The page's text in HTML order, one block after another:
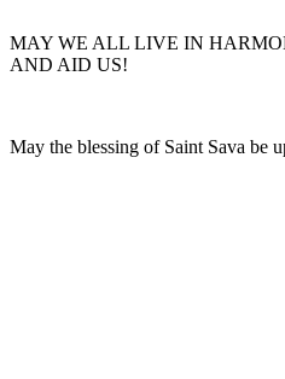
MAY WE ALL LIVE IN
AND AID US!
May the blessing of Saint Sava be